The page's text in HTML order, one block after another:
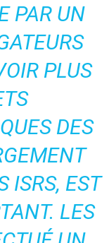
PAR UN
PLUS
DES
ISRS, EST
LES